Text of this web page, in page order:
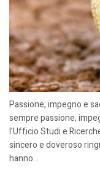
Passione, impegno e
sempre passione,
l’Ufficio Studi e
sincero e doveroso
hanno...